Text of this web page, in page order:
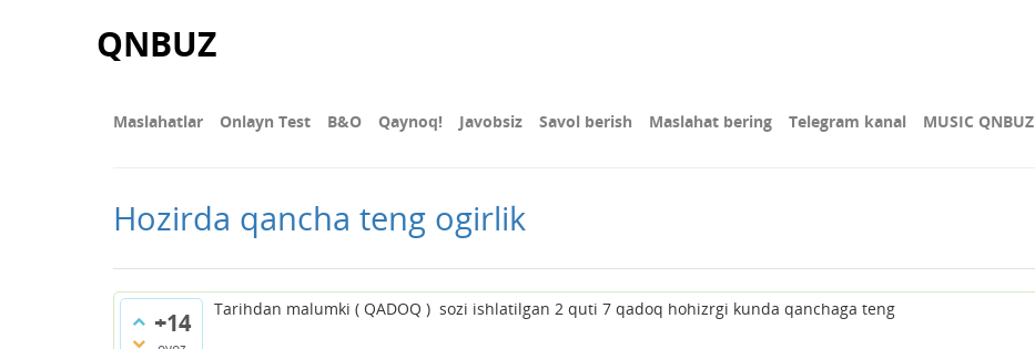
QNBUZ
Maslahatlar Onlayn Test В&О Qaynoq! Javobsiz Savol berish Maslahat bering Telegram kanal MUSIC QNBUZ
Hozirda qancha teng ogirlik
+14 Tarihdan malumki ( QADOQ ) sozi ishlatilgan 2 quti 7 qadoq hohizrgi kunda qanchaga teng